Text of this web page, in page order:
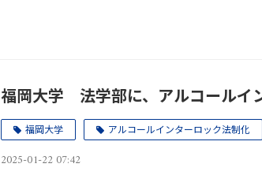
福岡大学 法学部に、アルコールイ
福岡大学 アルコールインターロック法制化
2025-01-22 07:42